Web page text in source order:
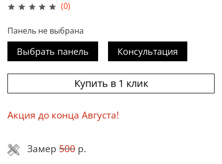
(0)
Панель не выбрана
Выбрать панель Консультация
Купить в 1 клик
Акция до конца Августа!
Замер 500 р.